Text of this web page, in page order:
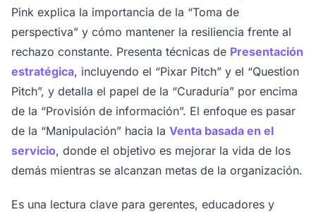
Pink explica la importancia de la “Toma de
perspectiva” y cómo mantener la resiliencia frente al
rechazo constante. Presenta técnicas de Presentación
estratégica, incluyendo el “Pixar Pitch” y el “Question
Pitch”, y detalla el papel de la “Curaduría” por encima
de la “Provisión de información”. El enfoque es pasar
de la “Manipulación” hacia la Venta basada en el
servicio, donde el objetivo es mejorar la vida de los
demás mientras se alcanzan metas de la organización.
Es una lectura clave para gerentes, educadores y